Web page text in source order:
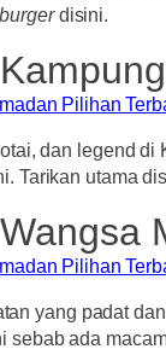
disini.
dan legend
Tarikan utama
yang padat
sebab ada